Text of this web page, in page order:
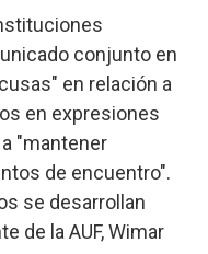
conjunto en
en relación a
en expresiones
"mantener
de encuentro".
se desarrollan
de la AUF, Wimar